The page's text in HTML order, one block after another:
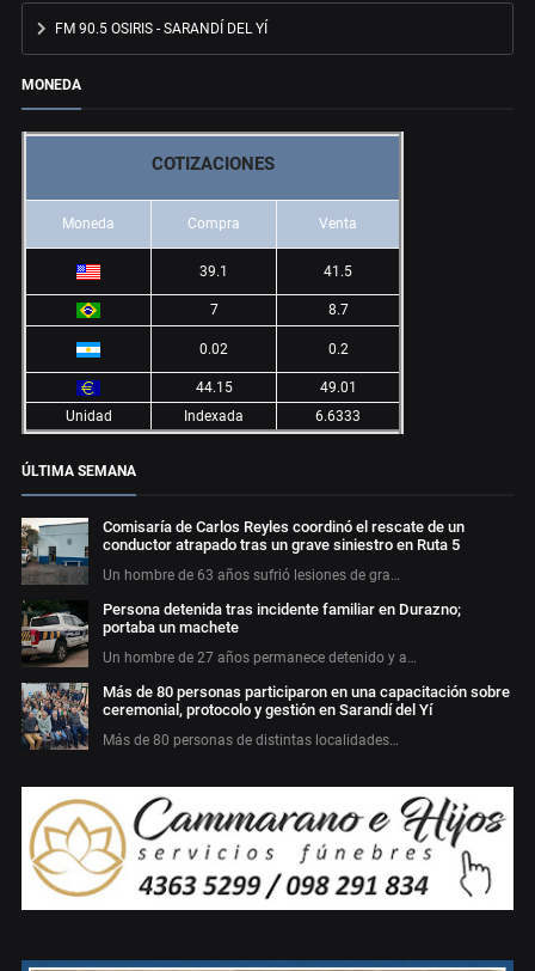
FM 90.5 OSIRIS - SARANDÍ DEL YÍ
MONEDA
COTIZACIONES
Moneda Compra Venta
39.1 41.5
7 8.7
0.02 0.2
44.15
49.01
Unidad
Indexada 6.6333
ÚLTIMA SEMANA
Comisaría de Carlos Reyles coordinó el rescate de un
conductor atrapado tras un grave siniestro en Ruta 5
Un hombre de 63 años sufrió lesiones de gra…
Persona detenida tras incidente familiar en Durazno;
portaba un machete
Un hombre de 27 años permanece detenido y a…
Más de 80 personas participaron en una capacitación sobre
ceremonial, protocolo y gestión en Sarandí del Yí
Más de 80 personas de distintas localidades…